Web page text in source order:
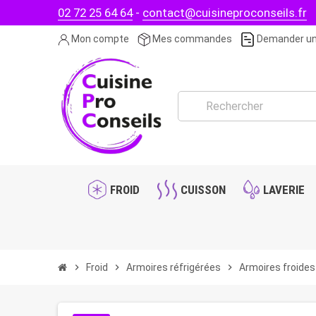
02 72 25 64 64- contact@cuisineproconseils.fr
Mon compte Mes commandes Demander
FROID CUISSON LAVERIE
chevron_right Froid chevron_right Armoires réfrigérées chevron_right Armoires